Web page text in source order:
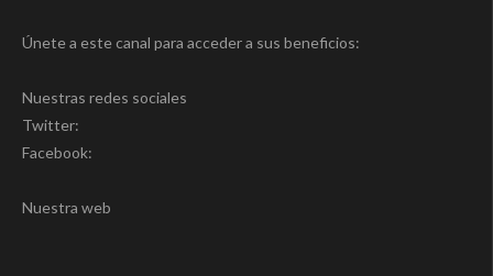
Únete a este canal para acceder a sus beneficios:
Nuestras redes sociales
Twitter:
Facebook:
Nuestra web